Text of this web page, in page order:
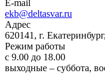
E-mail
ekb@deltasvar.ru
Адрес
620141, г.
Режим работы
с 9.00 до 18.00
выходные – суббота,